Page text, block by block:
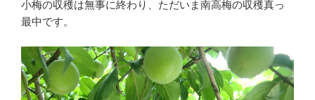
小梅の収穫は無事に終わり、ただいま南高梅の収穫真っ
最中です。